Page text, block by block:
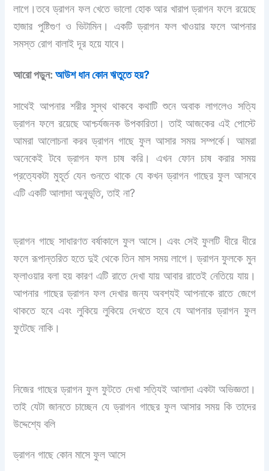
লাগে।তবে ড্রাগন ফল খেতে ভালো হোক আর খারাপ ড্রাগন ফলে রয়েছে
হাজার পুষ্টিগুণ ও ভিটামিন। একটি ড্রাগন ফল খাওয়ার ফলে আপনার
সমস্ত রোগ বালাই দূর হয়ে যাবে।
আরো পড়ুন:আউশ ধান কোন ঋতুতে হয়?
সাথেই আপনার শরীর সুস্থ থাকবে কথাটি শুনে অবাক লাগলেও সত্যি
ড্রাগন ফলে রয়েছে আশ্চর্যজনক উপকারিতা। তাই আজকের এই পোস্টে
আমরা আলোচনা করব ড্রাগন গাছে ফুল আসার সময় সম্পর্কে। আমরা
অনেকেই টবে ড্রাগন ফল চাষ করি। এখন ফোন চাষ করার সময়
প্রত্যেকটা মুহূর্ত যেন গুনতে থাকে যে কখন ড্রাগন গাছের ফুল আসবে
এটি একটি আলাদা অনুভূতি, তাই না?
ড্রাগন গাছে সাধারণত বর্ষাকালে ফুল আসে। এবং সেই ফুলটি ধীরে ধীরে
ফলে রূপান্তরিত হতে দুই থেকে তিন মাস সময় লাগে। ড্রাগন ফুলকে মুন
ফ্লাওয়ার বলা হয় কারণ এটি রাতে দেখা যায় আবার রাতেই নেতিয়ে যায়।
আপনার গাছের ড্রাগন ফল দেখার জন্য অবশ্যই আপনাকে রাতে জেগে
থাকতে হবে এবং লুকিয়ে লুকিয়ে দেখতে হবে যে আপনার ড্রাগন ফুল
ফুটেছে নাকি।
নিজের গাছের ড্রাগন ফুল ফুটতে দেখা সত্যিই আলাদা একটা অভিজ্ঞতা।
তাই যেটা জানতে চাচ্ছেন যে ড্রাগন গাছের ফুল আসার সময় কি তাদের
উদ্দেশ্যে বলি
ড্রাগন গাছে কোন মাসে ফুল আসে